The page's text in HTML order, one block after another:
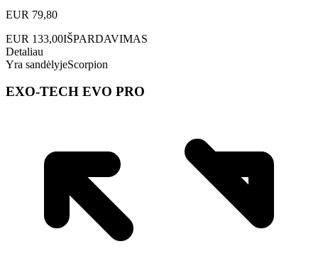
EUR 79,80
EUR 133,00IŠPARDAVIMAS
Detaliau
Yra sandėlyjeScorpion
EXO-TECH EVO PRO